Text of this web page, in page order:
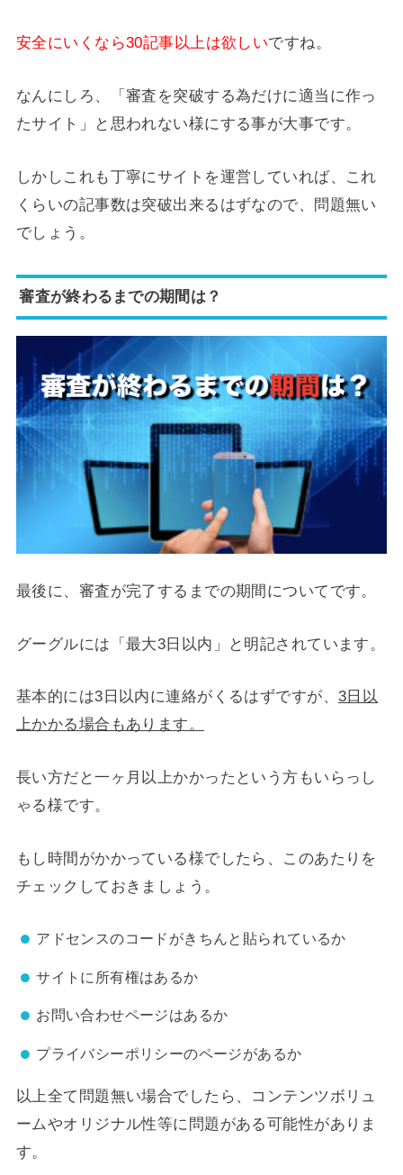
安全にいくなら30記事以上は欲しいですね。
なんにしろ、「審査を突破する為だけに適当に作っ
たサイト」と思われない様にする事が大事です。
しかしこれも丁寧にサイトを運営していれば、これ
くらいの記事数は突破出来るはずなので、問題無い
でしょう。
審査が終わるまでの期間は？
最後に、審査が完了するまでの期間についてです。
グーグルには「最大3日以内」と明記されています。
基本的には3日以内に連絡がくるはずですが、 3日以
上かかる場合もあります。
長い方だと一ヶ月以上かかったという方もいらっし
ゃる様です。
もし時間がかかっている様でしたら、このあたりを
チェックしておきましょう。
アドセンスのコードがきちんと貼られているか
サイトに所有権はあるか
お問い合わせページはあるか
プライバシーポリシーのページがあるか
以上全て問題無い場合でしたら、コンテンツボリュ
ームやオリジナル性等に問題がある可能性がありま
す。